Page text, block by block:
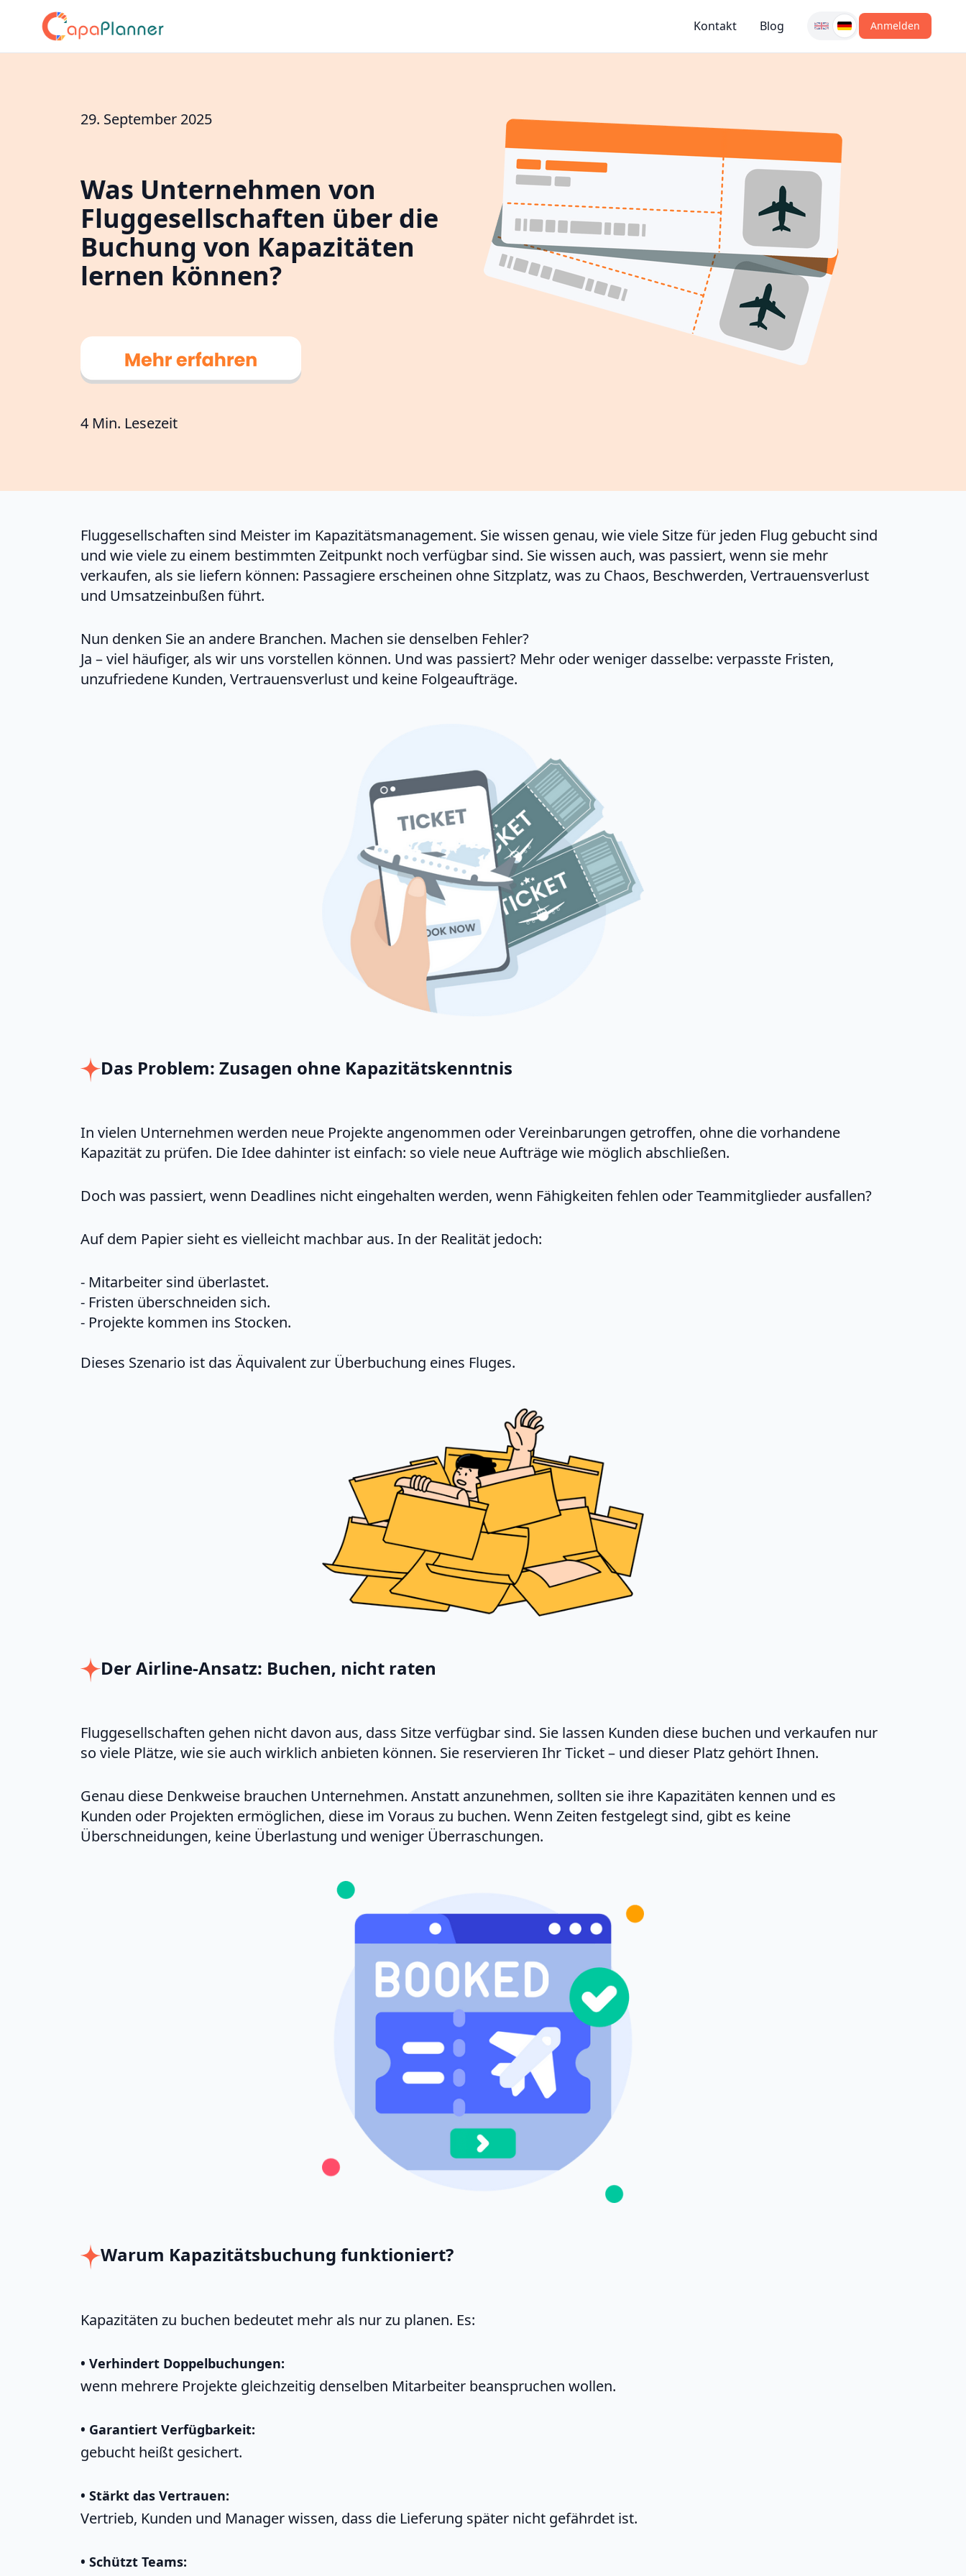
Anmelden
Kontakt Blog
29. September 2025
Was Unternehmen von
Fluggesellschaften über die
Buchung von Kapazitäten
lernen können?
4 Min. Lesezeit
Fluggesellschaften sind Meister im Kapazitätsmanagement. Sie wissen genau, wie viele Sitze für jeden Flug gebucht sind
und wie viele zu einem bestimmten Zeitpunkt noch verfügbar sind. Sie wissen auch, was passiert, wenn sie mehr
verkaufen, als sie liefern können: Passagiere erscheinen ohne Sitzplatz, was zu Chaos, Beschwerden, Vertrauensverlust
und Umsatzeinbußen führt.
Nun denken Sie an andere Branchen. Machen sie denselben Fehler?
Ja – viel häufiger, als wir uns vorstellen können. Und was passiert? Mehr oder weniger dasselbe: verpasste Fristen,
unzufriedene Kunden, Vertrauensverlust und keine Folgeaufträge.
Das Problem: Zusagen ohne Kapazitätskenntnis
In vielen Unternehmen werden neue Projekte angenommen oder Vereinbarungen getroffen, ohne die vorhandene
Kapazität zu prüfen. Die Idee dahinter ist einfach: so viele neue Aufträge wie möglich abschließen.
Doch was passiert, wenn Deadlines nicht eingehalten werden, wenn Fähigkeiten fehlen oder Teammitglieder ausfallen?
Auf dem Papier sieht es vielleicht machbar aus. In der Realität jedoch:
- Mitarbeiter sind überlastet.
- Fristen überschneiden sich.
- Projekte kommen ins Stocken.
Dieses Szenario ist das Äquivalent zur Überbuchung eines Fluges.
Der Airline-Ansatz: Buchen, nicht raten
Fluggesellschaften gehen nicht davon aus, dass Sitze verfügbar sind. Sie lassen Kunden diese buchen und verkaufen nur
so viele Plätze, wie sie auch wirklich anbieten können. Sie reservieren Ihr Ticket – und dieser Platz gehört Ihnen.
Genau diese Denkweise brauchen Unternehmen. Anstatt anzunehmen, sollten sie ihre Kapazitäten kennen und es
Kunden oder Projekten ermöglichen, diese im Voraus zu buchen. Wenn Zeiten festgelegt sind, gibt es keine
Überschneidungen, keine Überlastung und weniger Überraschungen.
Warum Kapazitätsbuchung funktioniert?
Kapazitäten zu buchen bedeutet mehr als nur zu planen. Es:
• Verhindert Doppelbuchungen:
wenn mehrere Projekte gleichzeitig denselben Mitarbeiter beanspruchen wollen.
• Garantiert Verfügbarkeit:
gebucht heißt gesichert.
• Stärkt das Vertrauen:
Vertrieb, Kunden und Manager wissen, dass die Lieferung später nicht gefährdet ist.
• Schützt Teams: